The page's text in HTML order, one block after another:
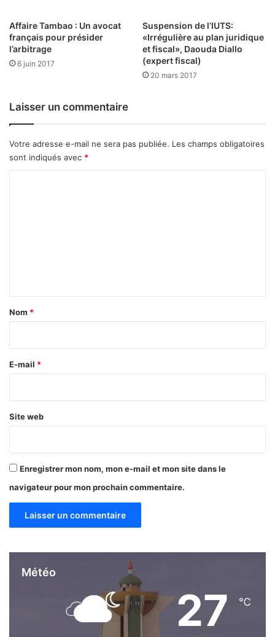
s
s
e
l
e
d
é
l
p
e
m
Affaire Tambao : Un avocat
français pour présider
l’arbitrage
6 juin 2017
Suspension de l’IUTS:
«Irrégulière au plan juridique
et fiscal», Daouda Diallo
(expert fiscal)
20 mars 2017
Laisser un commentaire
Votre adresse e-mail ne sera pas publiée. Les champs obligatoires
sont indiqués avec *
a
e
Nom *
E-mail *
Site web
Enregistrer mon nom, mon e-mail et mon site dans le
navigateur pour mon prochain commentaire.
Météo
27 ℃